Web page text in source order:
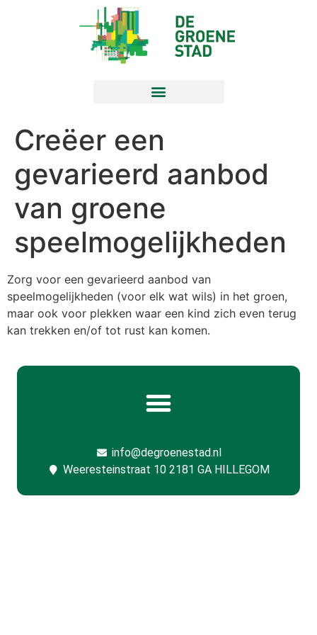
Creëer een
gevarieerd aanbod
van groene
speelmogelijkheden
Zorg voor een gevarieerd aanbod van
speelmogelijkheden (voor elk wat wils) in het groen,
maar ook voor plekken waar een kind zich even terug
kan trekken en/of tot rust kan komen.
info@degroenestad.nl
Weeresteinstraat 10 2181 GA HILLEGOM